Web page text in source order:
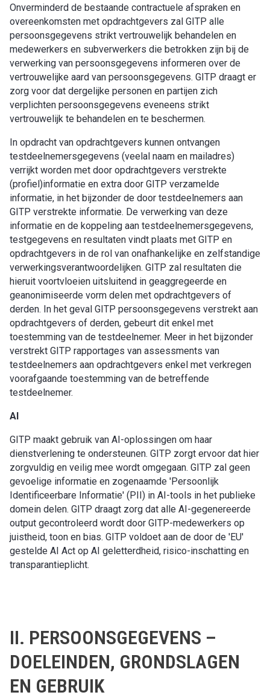
Onverminderd de bestaande contractuele afspraken en
overeenkomsten met opdrachtgevers zal GITP alle
persoonsgegevens strikt vertrouwelijk behandelen en
medewerkers en subverwerkers die betrokken zijn bij de
verwerking van persoonsgegevens informeren over de
vertrouwelijke aard van persoonsgegevens. GITP draagt er
zorg voor dat dergelijke personen en partijen zich
verplichten persoonsgegevens eveneens strikt
vertrouwelijk te behandelen en te beschermen.
In opdracht van opdrachtgevers kunnen ontvangen
testdeelnemersgegevens (veelal naam en mailadres)
verrijkt worden met door opdrachtgevers verstrekte
(profiel)informatie en extra door GITP verzamelde
informatie, in het bijzonder de door testdeelnemers aan
GITP verstrekte informatie. De verwerking van deze
informatie en de koppeling aan testdeelnemersgegevens,
testgegevens en resultaten vindt plaats met GITP en
opdrachtgevers in de rol van onafhankelijke en zelfstandige
verwerkingsverantwoordelijken. GITP zal resultaten die
hieruit voortvloeien uitsluitend in geaggregeerde en
geanonimiseerde vorm delen met opdrachtgevers of
derden. In het geval GITP persoonsgegevens verstrekt aan
opdrachtgevers of derden, gebeurt dit enkel met
toestemming van de testdeelnemer. Meer in het bijzonder
verstrekt GITP rapportages van assessments van
testdeelnemers aan opdrachtgevers enkel met verkregen
voorafgaande toestemming van de betreffende
testdeelnemer.
AI
GITP maakt gebruik van AI-oplossingen om haar
dienstverlening te ondersteunen. GITP zorgt ervoor dat hier
zorgvuldig en veilig mee wordt omgegaan. GITP zal geen
gevoelige informatie en zogenaamde 'Persoonlijk
Identificeerbare Informatie' (PII) in AI-tools in het publieke
domein delen. GITP draagt zorg dat alle AI-gegenereerde
output gecontroleerd wordt door GITP-medewerkers op
juistheid, toon en bias. GITP voldoet aan de door de 'EU'
gestelde AI Act op AI geletterdheid, risico-inschatting en
transparantieplicht.
II. PERSOONSGEGEVENS –
DOELEINDEN, GRONDSLAGEN
EN GEBRUIK